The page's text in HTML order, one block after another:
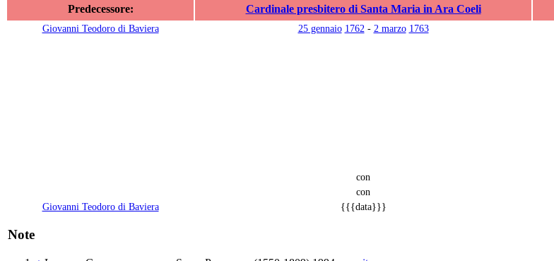
Predecessore: Cardinale presbitero di Santa Maria in Ara Coeli
Giovanni Teodoro di Baviera 25 gennaio 1762- 2 marzo 1763
con
con
Giovanni Teodoro di Baviera
{{{data}}}
Note